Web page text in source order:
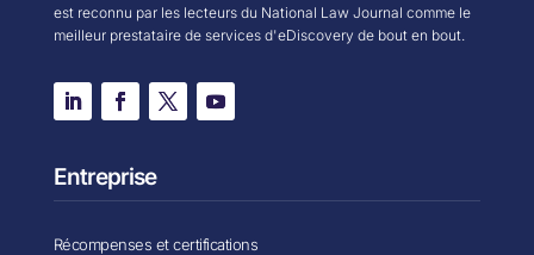
est reconnu par les lecteurs du National Law Journal comme le
meilleur prestataire de services d'eDiscovery de bout en bout.
Entreprise
Récompenses et certifications